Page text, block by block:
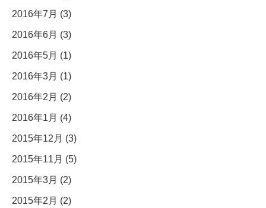
2016年7月 (3)
2016年6月 (3)
2016年5月 (1)
2016年3月 (1)
2016年2月 (2)
2016年1月 (4)
2015年12月 (3)
2015年11月 (5)
2015年3月 (2)
2015年2月 (2)